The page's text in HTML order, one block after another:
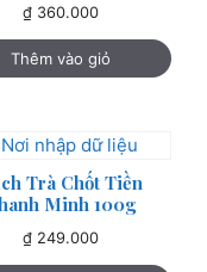
₫360.000
Thêm vào giỏ
Trà Chốt Tiền
Minh 100g
₫249.000